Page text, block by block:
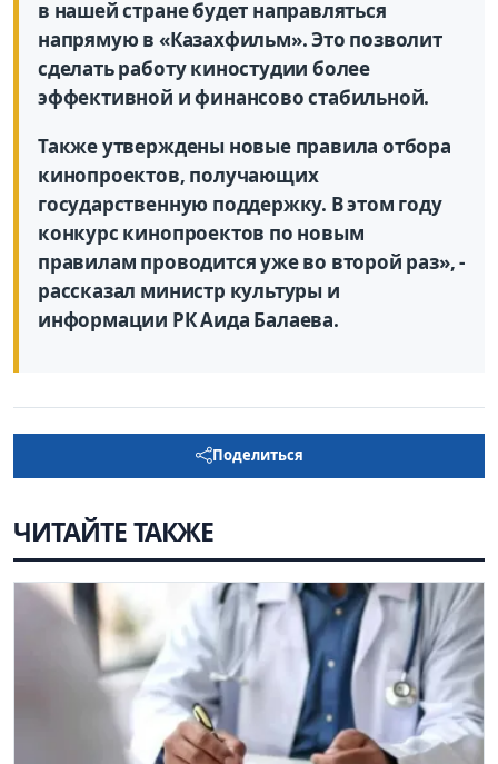
в нашей стране будет направляться
напрямую в «Казахфильм». Это позволит
сделать работу киностудии более
эффективной и финансово стабильной.
Также утверждены новые правила отбора
кинопроектов, получающих
государственную поддержку. В этом году
конкурс кинопроектов по новым
правилам проводится уже во второй раз»,-
рассказал министр культуры и
информации РК Аида Балаева.
Поделиться
ЧИТАЙТЕ ТАКЖЕ